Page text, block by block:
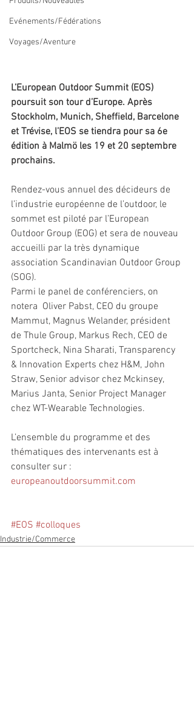
Evénements/Fédérations
Voyages/Aventure
L’European Outdoor Summit (EOS)
poursuit son tour d’Europe. Après
Stockholm, Munich, Sheffield, Barcelone
et Trévise, l’EOS se tiendra pour sa 6e
édition à Malmö les 19 et 20 septembre
prochains.
Rendez-vous annuel des décideurs de
l’industrie européenne de l’outdoor, le
sommet est piloté par l’European
Outdoor Group (EOG) et sera de nouveau
accueilli par la très dynamique
association Scandinavian Outdoor Group
(SOG).
Parmi le panel de conférenciers, on
notera  Oliver Pabst, CEO du groupe
Mammut, Magnus Welander, président
de Thule Group, Markus Rech, CEO de
Sportcheck, Nina Sharati, Transparency
& Innovation Experts chez H&M, John
Straw, Senior advisor chez Mckinsey,
Marius Janta, Senior Project Manager
chez WT-Wearable Technologies.
L’ensemble du programme et des
thématiques des intervenants est à
consulter sur :
europeanoutdoorsummit.com
#EOS #colloques
Industrie/Commerce